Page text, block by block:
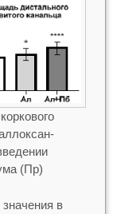
(Пр)
в